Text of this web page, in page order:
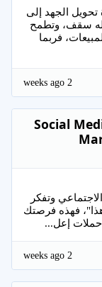
الجهد إلى
له سقف، وتطمح
فربما
2 weeks ago
Social
وتفكر
فهذه فرصتك
حملات إعل...
2 weeks ago